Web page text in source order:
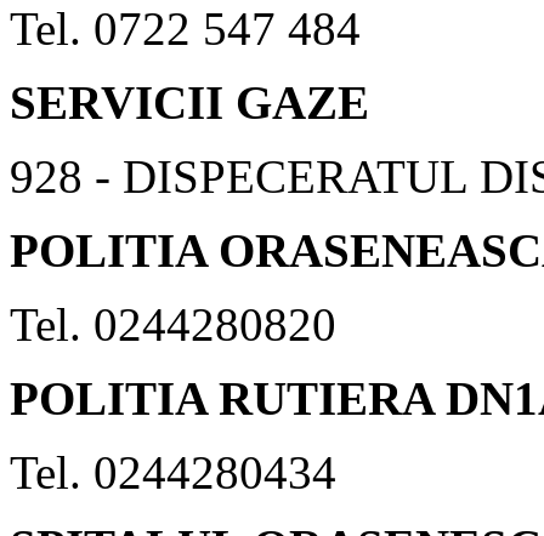
Tel. 0722 547 484
SERVICII GAZE
928 - DISPECERATUL
POLITIA
Tel. 0244280820
POLITIA RUTIERA
Tel. 0244280434